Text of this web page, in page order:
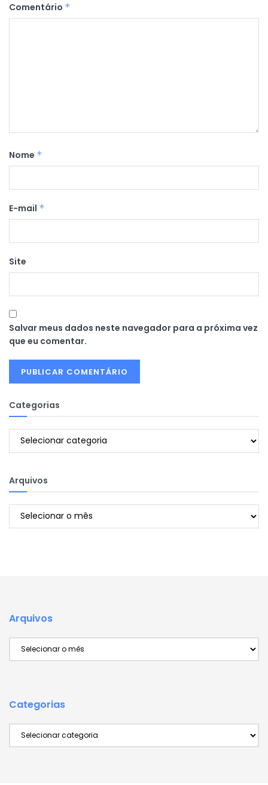
Comentário *
Nome *
E-mail *
Site
Salvar meus dados neste navegador para a próxima vez
que eu comentar.
Categorias
Categorias
Arquivos
Arquivos
Arquivos
Categorias